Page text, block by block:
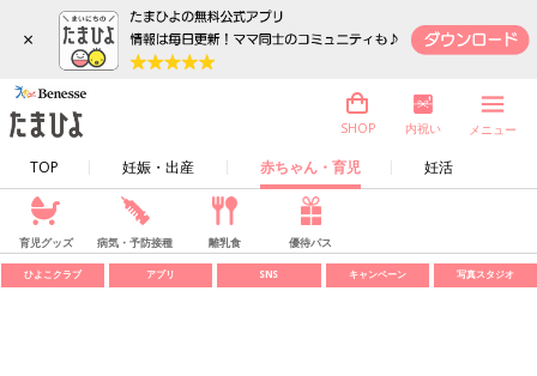
×
TOP 妊娠・出産 赤ちゃん・育児 妊活
SHOP 内祝い メニュー
育児グッズ 病気・予防接種 離乳食 優待パス
ひよこクラブ アプリ SNS キャンペーン 写真スタジオ